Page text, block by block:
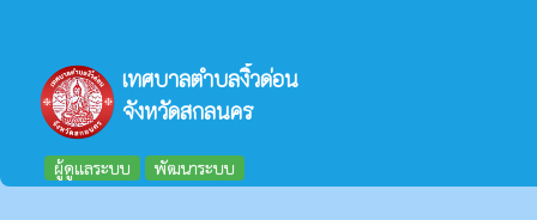
เทศบาลตำบลงิ้วด่อน
จังหวัดสกลนคร
ผู้ดูแลระบบ พัฒนาระบบ